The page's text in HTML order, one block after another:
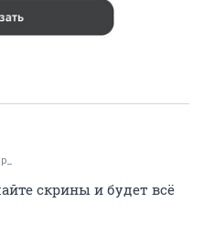
скрины и будет всё